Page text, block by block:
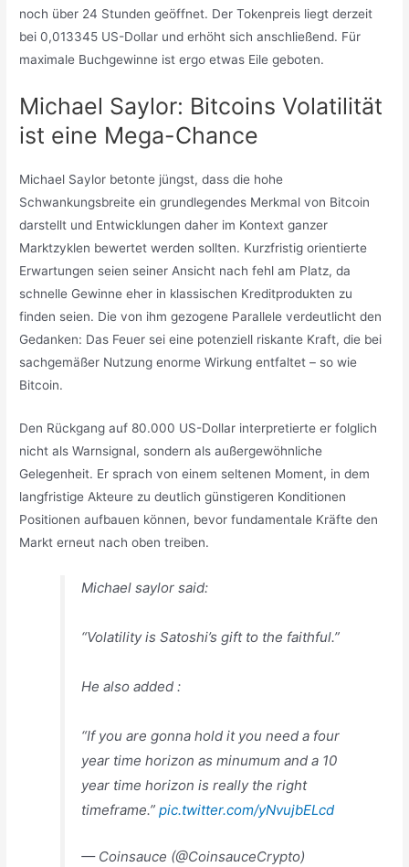
noch über 24 Stunden geöffnet. Der Tokenpreis liegt derzeit
bei 0,013345 US-Dollar und erhöht sich anschließend. Für
maximale Buchgewinne ist ergo etwas Eile geboten.
Michael Saylor: Bitcoins Volatilität
ist eine Mega-Chance
Michael Saylor betonte jüngst, dass die hohe
Schwankungsbreite ein grundlegendes Merkmal von Bitcoin
darstellt und Entwicklungen daher im Kontext ganzer
Marktzyklen bewertet werden sollten. Kurzfristig orientierte
Erwartungen seien seiner Ansicht nach fehl am Platz, da
schnelle Gewinne eher in klassischen Kreditprodukten zu
finden seien. Die von ihm gezogene Parallele verdeutlicht den
Gedanken: Das Feuer sei eine potenziell riskante Kraft, die bei
sachgemäßer Nutzung enorme Wirkung entfaltet – so wie
Bitcoin.
Den Rückgang auf 80.000 US-Dollar interpretierte er folglich
nicht als Warnsignal, sondern als außergewöhnliche
Gelegenheit. Er sprach von einem seltenen Moment, in dem
langfristige Akteure zu deutlich günstigeren Konditionen
Positionen aufbauen können, bevor fundamentale Kräfte den
Markt erneut nach oben treiben.
Michael saylor said:
“Volatility is Satoshi’s gift to the faithful.”
He also added :
“If you are gonna hold it you need a four
year time horizon as minumum and a 10
year time horizon is really the right
timeframe.”pic.twitter.com/yNvujbELcd
— Coinsauce (@CoinsauceCrypto)